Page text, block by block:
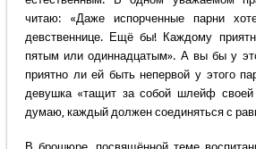
читаю: «Даже испорченные парни
девственнице. Ещё бы! Каждому
пятым или одиннадцатым». А вы бы у
приятно ли ей быть непервой у этого
девушка «тащит за собой шлейф своей
думаю, каждый должен соединяться с